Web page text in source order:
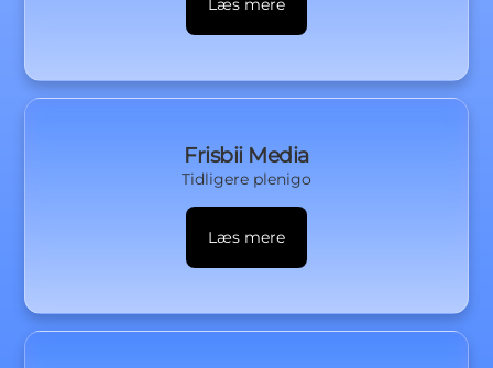
Læs mere
Frisbii Media
Tidligere plenigo
Læs mere